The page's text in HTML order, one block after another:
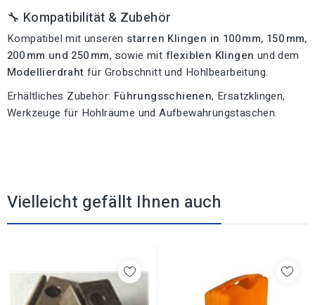
🔧 Kompatibilität & Zubehör
Kompatibel mit unseren starren Klingen in 100 mm, 150 mm,
200 mm und 250 mm, sowie mit flexiblen Klingen und dem
Modellierdraht für Grobschnitt und Hohlbearbeitung.
Erhältliches Zubehör: Führungsschienen, Ersatzklingen,
Werkzeuge für Hohlräume und Aufbewahrungstaschen.
Vielleicht gefällt Ihnen auch